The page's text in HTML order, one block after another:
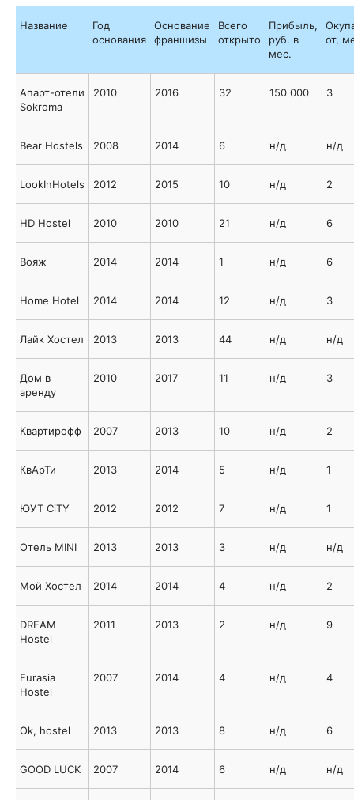
Название
Год
основания
Основание
франшизы
Всего
открыто
Прибыль,
руб. в
мес.
от,
Апарт-отели
Sokroma
2010 2016 32 150 000 3
Bear Hostels 2008 2014 6 н/д н/д
LookInHotels 2012 2015 10 н/д 2
HD Hostel 2010 2010 21 н/д 6
Вояж 2014 2014 1 н/д 6
Home Hotel 2014 2014 12 н/д 3
Лайк Хостел 2013 2013 44 н/д н/д
Дом в
аренду
2010 2017 11 н/д 3
Квартирофф 2007 2013 10 н/д 2
КвАрТи 2013 2014 5 н/д 1
ЮУТ CiTY 2012 2012 7 н/д 1
Отель MINI 2013 2013 3 н/д н/д
Мой Хостел 2014 2014 4 н/д 2
DREAM
Hostel
2011 2013 2 н/д 9
Eurasia
Hostel
2007 2014 4 н/д 4
Ok, hostel 2013 2013 8 н/д 6
GOOD LUCK 2007 2014 6 н/д н/д